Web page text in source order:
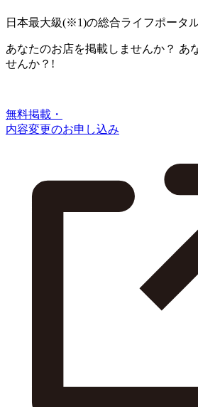
日本最大級(※1)の総合ライフポータ
あなたのお店を掲載しませんか？ あ
せんか？!
無料掲載・
内容変更のお申し込み